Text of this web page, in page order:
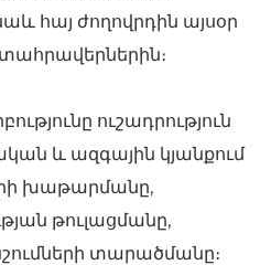
հայ ժողովրդին այսօր
ուշադրություն
և ազգային կյանքում
խաթարմանը,
թուլացմանը,
տարածմանը։